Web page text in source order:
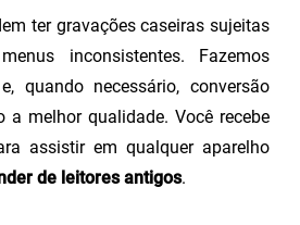
ter gravações caseiras sujeitas
inconsistentes. Fazemos
quando necessário, conversão
a melhor qualidade. Você recebe
assistir em qualquer aparelho
de leitores antigos.